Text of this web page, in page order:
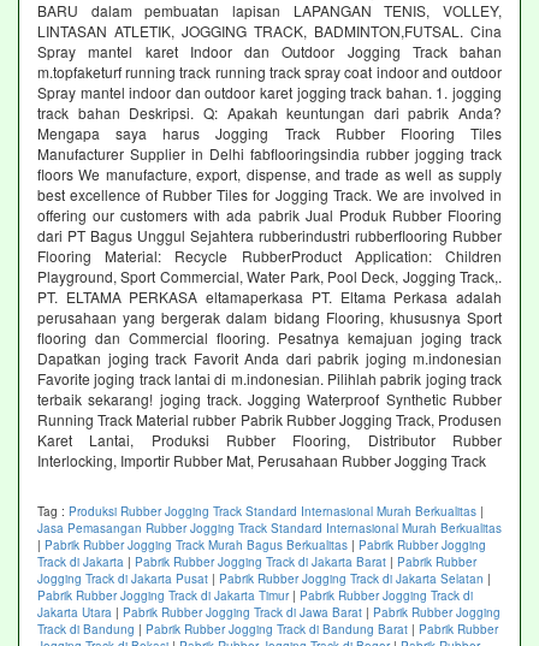
BARU dalam pembuatan lapisan LAPANGAN TENIS, VOLLEY,
LINTASAN ATLETIK, JOGGING TRACK, BADMINTON,FUTSAL. Cina
Spray mantel karet Indoor dan Outdoor Jogging Track bahan
m.topfaketurf running track running track spray coat indoor and outdoor
Spray mantel indoor dan outdoor karet jogging track bahan. 1. jogging
track bahan Deskripsi. Q: Apakah keuntungan dari pabrik Anda?
Mengapa saya harus Jogging Track Rubber Flooring Tiles
Manufacturer Supplier in Delhi fabflooringsindia rubber jogging track
floors We manufacture, export, dispense, and trade as well as supply
best excellence of Rubber Tiles for Jogging Track. We are involved in
offering our customers with ada pabrik Jual Produk Rubber Flooring
dari PT Bagus Unggul Sejahtera rubberindustri rubberflooring Rubber
Flooring Material: Recycle RubberProduct Application: Children
Playground, Sport Commercial, Water Park, Pool Deck, Jogging Track,.
PT. ELTAMA PERKASA eltamaperkasa PT. Eltama Perkasa adalah
perusahaan yang bergerak dalam bidang Flooring, khususnya Sport
flooring dan Commercial flooring. Pesatnya kemajuan joging track
Dapatkan joging track Favorit Anda dari pabrik joging m.indonesian
Favorite joging track lantai di m.indonesian. Pilihlah pabrik joging track
terbaik sekarang! joging track. Jogging Waterproof Synthetic Rubber
Running Track Material rubber Pabrik Rubber Jogging Track, Produsen
Karet Lantai, Produksi Rubber Flooring, Distributor Rubber
Interlocking, Importir Rubber Mat, Perusahaan Rubber Jogging Track
Tag : Produksi Rubber Jogging Track Standard Internasional Murah Berkualitas |
Jasa Pemasangan Rubber Jogging Track Standard Internasional Murah Berkualitas
| Pabrik Rubber Jogging Track Murah Bagus Berkualitas | Pabrik Rubber Jogging
Track di Jakarta | Pabrik Rubber Jogging Track di Jakarta Barat | Pabrik Rubber
Jogging Track di Jakarta Pusat | Pabrik Rubber Jogging Track di Jakarta Selatan |
Pabrik Rubber Jogging Track di Jakarta Timur| Pabrik Rubber Jogging Track di
Jakarta Utara | Pabrik Rubber Jogging Track di Jawa Barat | Pabrik Rubber Jogging
Track di Bandung | Pabrik Rubber Jogging Track di Bandung Barat | Pabrik Rubber